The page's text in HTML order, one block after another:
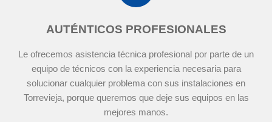
AUTÉNTICOS PROFESIONALES
Le ofrecemos asistencia técnica profesional por parte de un
equipo de técnicos con la experiencia necesaria para
solucionar cualquier problema con sus instalaciones en
Torrevieja, porque queremos que deje sus equipos en las
mejores manos.